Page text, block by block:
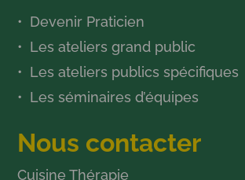
Devenir Praticien
Les ateliers grand public
Les ateliers publics spécifiques
Les séminaires d’équipes
Nous contacter
Cuisine Thérapie